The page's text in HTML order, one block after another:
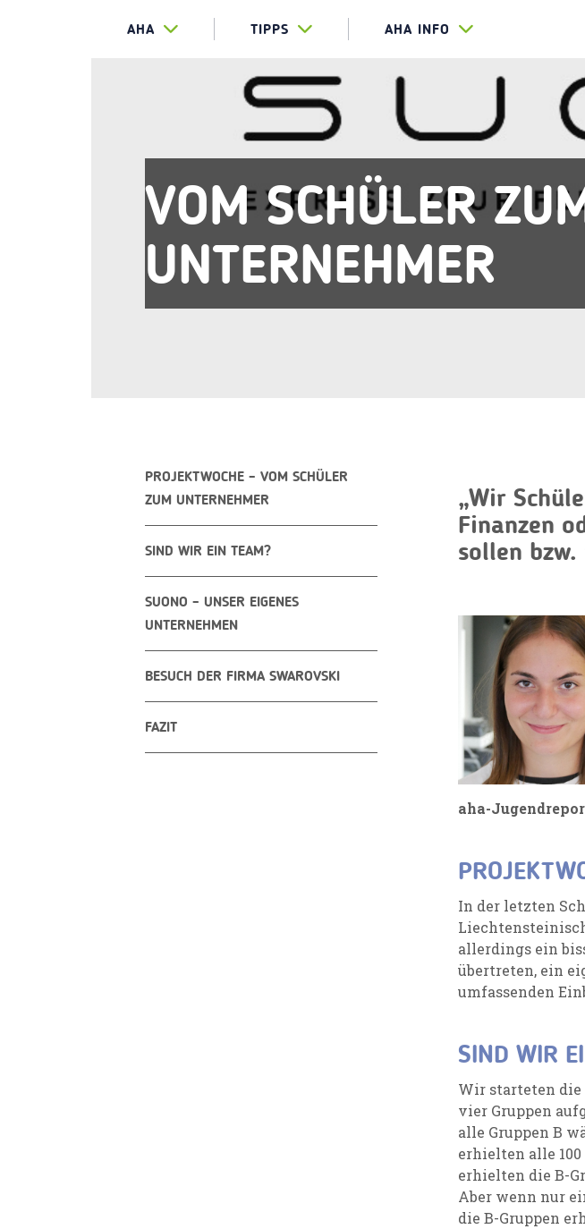
AHA TIPPS AHA INFO
VOM SCHÜLER
UNTERNEHMER
PROJEKTWOCHE – VOM SCHÜLER
ZUM UNTERNEHMER
SIND WIR EIN TEAM?
SUONO – UNSER EIGENES
UNTERNEHMEN
BESUCH DER FIRMA SWAROVSKI
FAZIT
„Wir
Finanzen
sollen bzw.
aha-
In der letzten
allerdings ein
übertreten, ein
umfassenden
SIND WIR
Wir starteten die
vier Gruppen
alle Gruppen B
erhielten alle
erhielten die B-
Aber wenn nur
die B-Gruppen